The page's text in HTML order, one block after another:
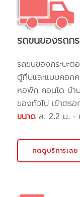
รถขนของรถก
รถขนของกระบะต
ตู้ทึบและแบบคอก
หอพัก คอนโด บ้า
ของทั่วไป เข้าตร
ขนาด ส. 2.2 ม. -
กดดูบริการเลย